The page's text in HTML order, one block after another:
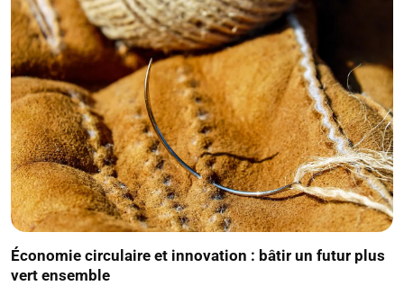
Économie circulaire et innovation : bâtir un futur plus
vert ensemble